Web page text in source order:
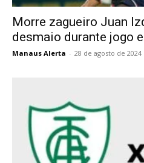
Morre zagueiro Juan
desmaio durante jogo
Manaus Alerta - 28 de agosto de 2024